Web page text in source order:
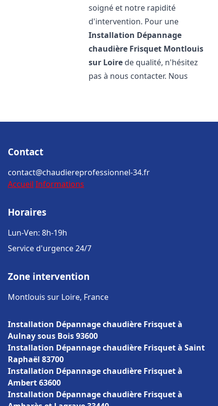
soigné et notre rapidité
d'intervention. Pour une
Installation Dépannage
chaudière Frisquet Montlouis
sur Loire de qualité, n'hésitez
pas à nous contacter. Nous
Contact
contact@chaudiereprofessionnel-34.fr
Accueil Informations
Horaires
Lun-Ven: 8h-19h
Service d'urgence 24/7
Zone intervention
Montlouis sur Loire, France
Installation Dépannage chaudière Frisquet à
Aulnay sous Bois 93600
Installation Dépannage chaudière Frisquet à Saint
Raphaël 83700
Installation Dépannage chaudière Frisquet à
Ambert 63600
Installation Dépannage chaudière Frisquet à